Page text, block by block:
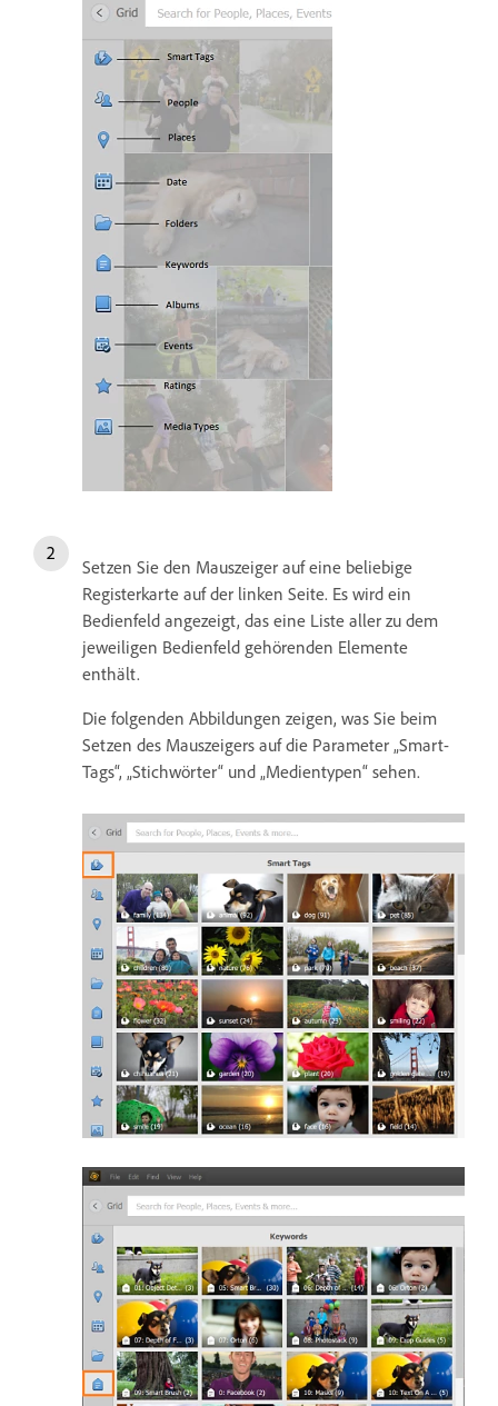
Setzen Sie den Mauszeiger auf eine beliebige
Registerkarte auf der linken Seite. Es wird ein
Bedienfeld angezeigt, das eine Liste aller zu dem
jeweiligen Bedienfeld gehörenden Elemente
enthält.
Die folgenden Abbildungen zeigen, was Sie beim
Setzen des Mauszeigers auf die Parameter „Smart-
Tags“, „Stichwörter“ und „Medientypen“ sehen.